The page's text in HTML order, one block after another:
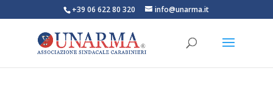
+39 06 622 80 320 info@unarma.it